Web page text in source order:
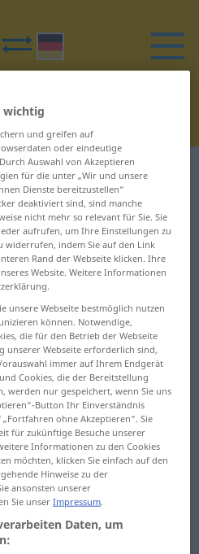
D 16
die mit D
...
dikili taş
dikilmek
dikim
dikimevi
dikine
dikit
dikiz
wichtig
und greifen auf
oder eindeutige
Auswahl von Akzeptieren
für die unter „Wir und unsere
Dienste bereitzustellen“
deaktiviert sind, sind manche
nicht mehr so relevant für Sie. Sie
aufrufen, um Ihre Einstellungen zu
indem Sie auf den Link
Rand der Webseite klicken. Ihre
Website. Weitere Informationen
unsere Webseite bestmöglich nutzen
können. Notwendige,
die für den Betrieb der Webseite
unserer Webseite erforderlich sind,
immer auf Ihrem Endgerät
Cookies, die der Bereitstellung
werden nur gespeichert, wenn Sie uns
Button Ihr Einverständnis
ohne Akzeptieren“. Sie
für zukünftige Besuche unserer
Informationen zu den Cookies
möchten, klicken Sie einfach auf den
Hinweise zu der
ansonsten unserer
Sie unserImpressum.
Daten, um